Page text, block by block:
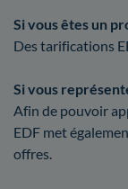
Si vous êtes un
Des tarifications
Si vous
Afin de pouvoir
EDF met
offres.